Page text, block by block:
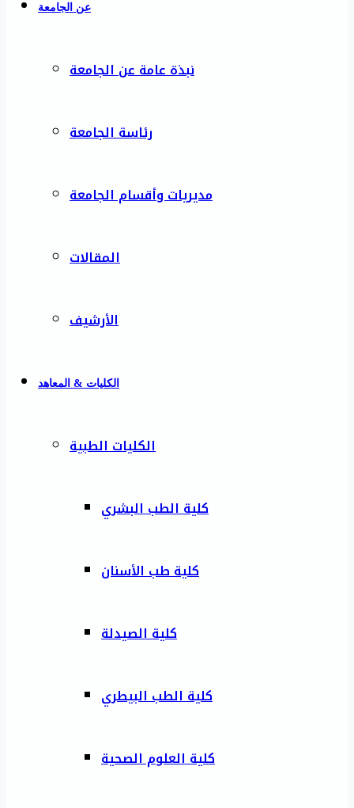
عن الجامعة
نبذة عامة عن الجامعة
رئاسة الجامعة
مديريات وأقسام الجامعة
المقالات
الأرشيف
الكليات & المعاهد
الكليات الطبية
كلية الطب البشري
كلية طب الأسنان
كلية الصيدلة
كلية الطب البيطري
كلية العلوم الصحية